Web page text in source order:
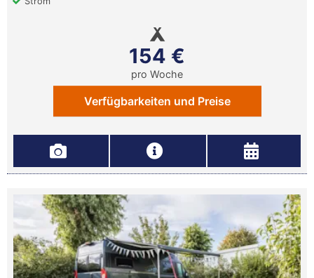
154 €
pro Woche
Verfügbarkeiten und Preise